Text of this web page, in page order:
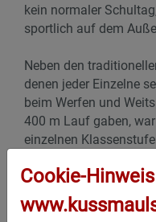
kein normaler
sportlich auf dem
Neben den
denen jeder Einzelne
beim Werfen und
400 m Lauf gaben,
einzelnen
Die Pokal- und
Bürgermeister
Cookie-